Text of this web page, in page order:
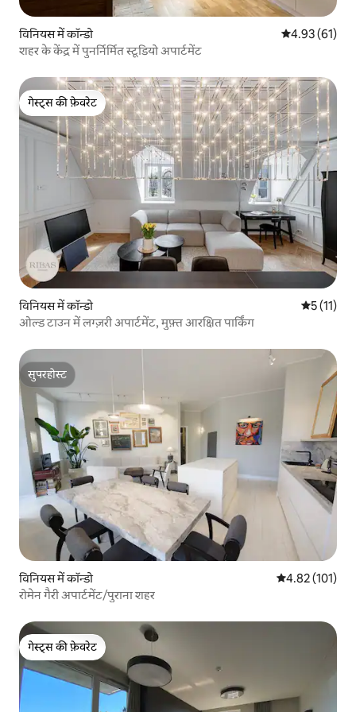
विनियस में कॉन्डो औसत रेटिंग 5 में
4.93 (61)
शहर के केंद्र में पुनर्निर्मित स्टूडियो अपार्टमेंट
गेस्ट्स की फ़ेवरेट
गेस्ट्स की फ़ेवरेट
विनियस में कॉन्डो औसत रेटिंग
5 (11)
ओल्ड टाउन में लग्ज़री अपार्टमेंट, मुफ़्त आरक्षित पार्किंग
सुपरहोस्ट
सुपरहोस्ट
विनियस में कॉन्डो औसत रेटिंग 5 में से
4.82 (101)
रोमेन गैरी अपार्टमेंट/पुराना शहर
गेस्ट्स की फ़ेवरेट
गेस्ट्स की फ़ेवरेट